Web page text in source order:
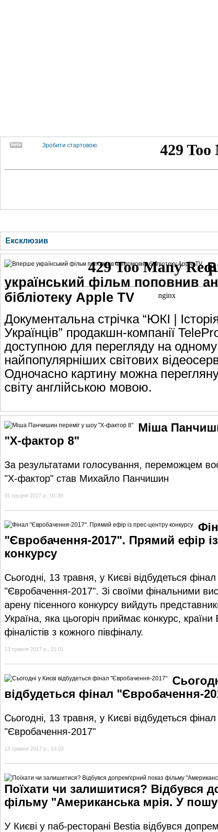
Зробити стартовою
Ексклюзив
український фільм поповнив
бібліотеку Apple TV
Документальна стрічка “ЮКІ |
Українців” продакшн-компанії
доступною для перегляду на одному
найпопулярніших світових
Одночасно картину можна
світу англійською мовою.
Міша
"Х-фактор 8"
За результатами голосування, переможцем
"Х-фактор" став Михайло Панчишин
31 грудня 2017 р., 01:39
"Євробачення-2017". Прямий ефір
конкурсу
Сьогодні, 13 травня, у Києві відбудеться
"Євробачення-2017". Зі своїми фінальними
арену пісенного конкурсу вийдуть
Україна, яка цьогоріч приймає конкурс, країни
фіналістів з кожного півфіналу.
13 травня 2017 р., 21:01
відбудеться фінал "Євробачення-
Сьогодні, 13 травня, у Києві відбудеться
"Євробачення-2017"
13 травня 2017 р., 13:02
Поїхати чи залишитися? Відбувся
фільму "Американська мрія. У
У Києві у паб-ресторані Bestia відбувся